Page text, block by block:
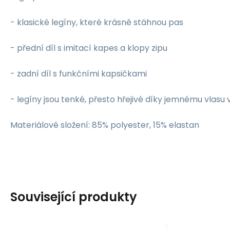
- klasické legíny, které krásně stáhnou pas
- přední díl s imitací kapes a klopy zipu
- zadní díl s funkčními kapsičkami
- legíny jsou tenké, přesto hřejivé díky jemnému vlasu
Materiálové složení: 85% polyester, 15% elastan
Související produkty